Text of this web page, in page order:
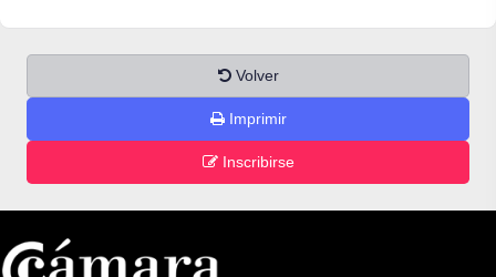
Volver
Imprimir
Inscribirse